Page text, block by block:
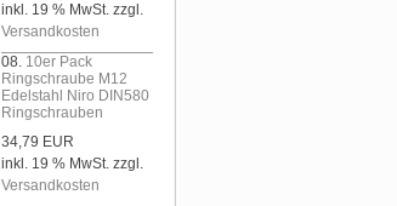
inkl. 19 % MwSt. zzgl.
Versandkosten
08. 10er Pack
Ringschraube M12
Edelstahl Niro DIN580
Ringschrauben
34,79 EUR
inkl. 19 % MwSt. zzgl.
Versandkosten